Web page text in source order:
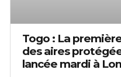
Togo : La
des aires
lancée mardi à